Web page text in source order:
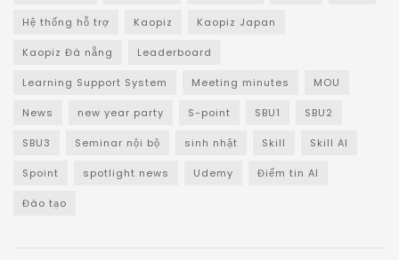
Hệ thống hỗ trợ Kaopiz Kaopiz Japan
Kaopiz Đà nẵng Leaderboard
Learning Support System Meeting minutes MOU
News new year party S-point SBU1 SBU2
SBU3 Seminar nội bộ sinh nhật Skill Skill AI
Spoint spotlight news Udemy Điểm tin AI
Đào tạo